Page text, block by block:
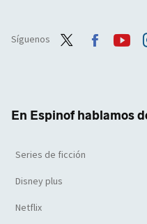
Síguenos
En Espinof hablamos
Series de ficción
Disney plus
Netflix